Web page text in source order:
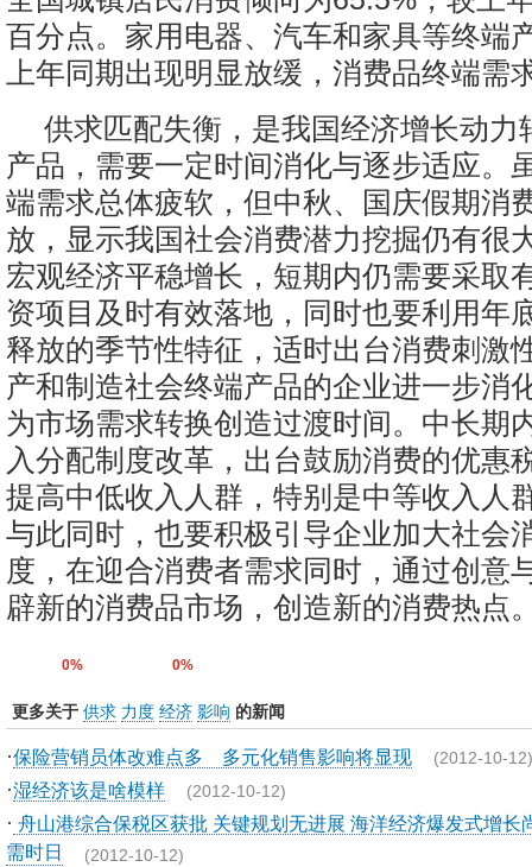
百分点。家用电器、汽车和家具等终端
上年同期出现明显放缓，消费品终端需
供求匹配失衡，是我国经济增长动力
产品，需要一定时间消化与逐步适应。
端需求总体疲软，但中秋、国庆假期消
放，显示我国社会消费潜力挖掘仍有很
宏观经济平稳增长，短期内仍需要采取
资项目及时有效落地，同时也要利用年
释放的季节性特征，适时出台消费刺激
产和制造社会终端产品的企业进一步消
为市场需求转换创造过渡时间。中长期
入分配制度改革，出台鼓励消费的优惠
提高中低收入人群，特别是中等收入人
与此同时，也要积极引导企业加大社会
度，在迎合消费者需求同时，通过创意
辟新的消费品市场，创造新的消费热点
0% 0%
更多关于 供求 力度 经济 影响 的新闻
·保险营销员体改难点多 多元化销售影响将显现 (2012-10-12)
·湿经济该是啥模样 (2012-10-12)
· 舟山港综合保税区获批 关键规划无进展 海洋经济爆发式增长
需时日 (2012-10-12)